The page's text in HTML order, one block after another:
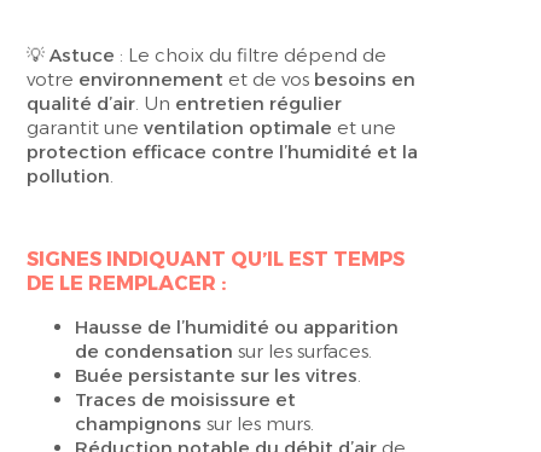
💡 Astuce : Le choix du filtre dépend de
votre environnement et de vos besoins en
qualité d’air. Un entretien régulier
garantit uneventilation optimale et une
protection efficace contre l’humidité et la
pollution.
SIGNES INDIQUANT QU’IL EST TEMPS
DE LE REMPLACER :
Hausse de l’humidité ou apparition
de condensation sur les surfaces.
Buée persistante sur les vitres
Traces de moisissure et
champignons sur les murs.